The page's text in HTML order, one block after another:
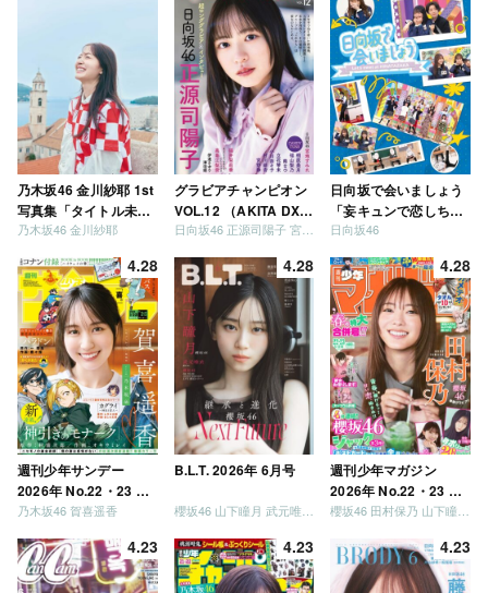
乃木坂46 金川紗耶 1st
写真集「タイトル未
定」
乃木坂46 金川紗耶
グラビアチャンピオン
VOL.12 （AKITA DXシ
リーズ）
日向坂46 正源司陽子 宮地すみれ
日向坂で会いましょう
「妄キュンで恋しちゃ
いましょう」「どっち
う」「ご褒美でロケし
ましょう」「フレンド
リーになりましょう」
「笑って卒業を祝いま
しょう」 [Blu-ray]
日向坂46
4.28
週刊少年サンデー
2026年 No.22・23 合
併号
乃木坂46 賀喜遥香
4.28
B.L.T. 2026年 6月号
櫻坂46 山下瞳月 武元唯衣 / 乃木坂46 海邉朱莉
4.28
週刊少年マガジン
2026年 No.22・23 合
併号
4.23 4.23 4.23